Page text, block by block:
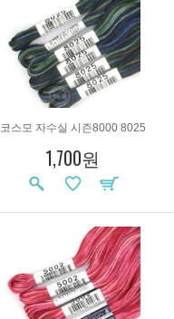
코스모 자수실 시즌8000 8025
1,700원